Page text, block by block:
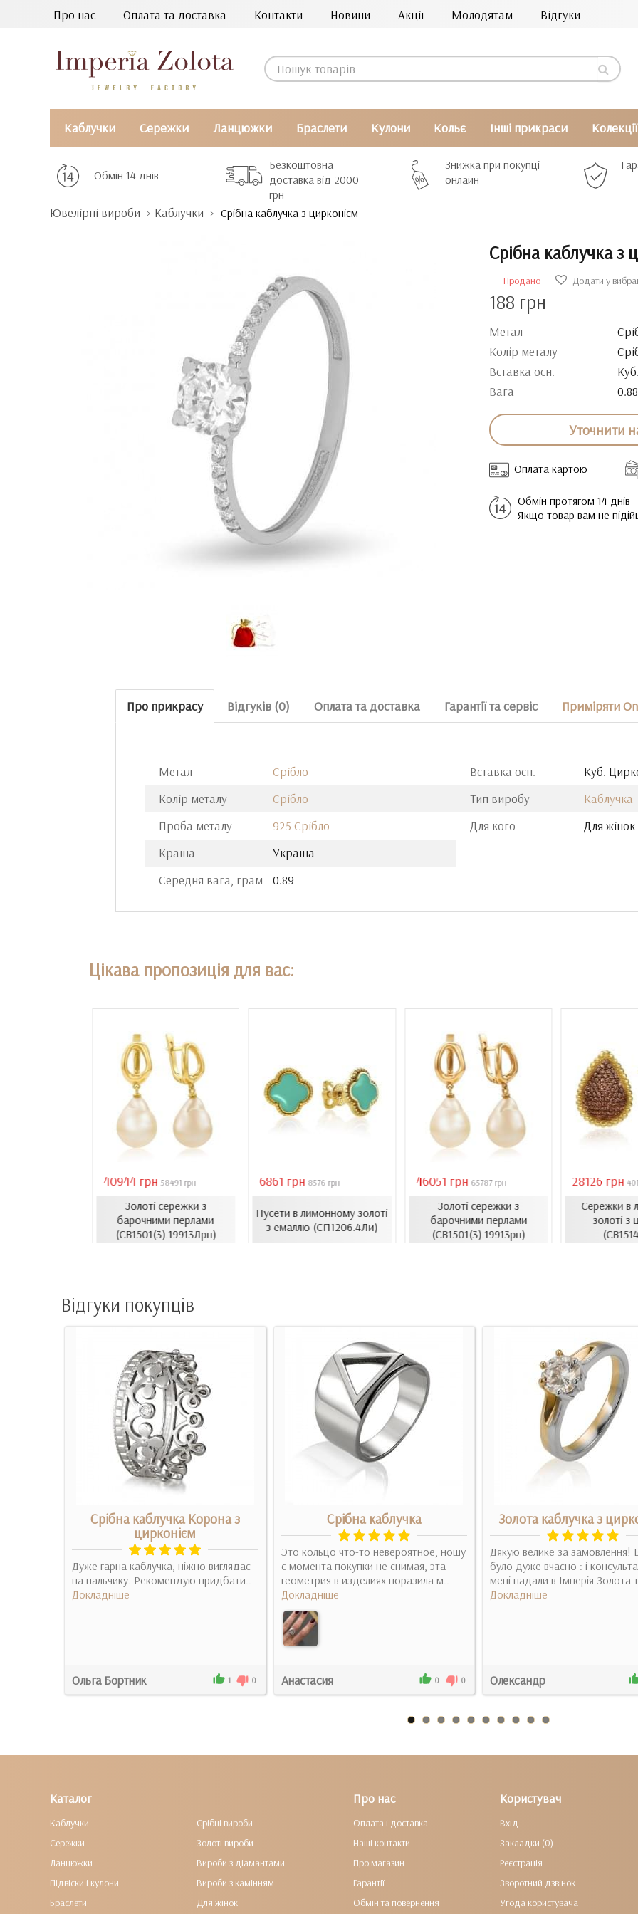
Про нас Оплата та доставка Контакти Новини Акції Молодятам Відгуки
Каблучки Сережки Ланцюжки Браслети Кулони Кольє Інші прикраси Колекції
Обмін 14 днів
Безкоштовна
доставка від 2000
грн
Знижка при покупці
онлайн
Ювелірні вироби Каблучки Срібна каблучка з цирконієм
Срібна каблучка з
Продано
Додати у
188 грн
Метал
Колір металу
Вставка осн.
Вага
Уточнити
Оплата картою
Обмін протягом 14 днів
Якщо товар вам не
Про прикрасу Відгуків (0) Оплата та доставка Гарантії та сервіс Приміряти
Метал
Срібло
Колір металу
Срібло
Проба металу
925 Срібло
Країна
Україна
Середня вага, грам
0.89
Вставка осн.
Куб.
Тип виробу
Каблучка
Для кого
Для жінок
Цікава пропозиція для вас:
40944 грн 58491 грн
Золоті сережки з
барочними перлами
(СВ1501(3).19913Лрн)
6861 грн 8576 грн
Пусети в лимонному золоті
з емаллю (СП1206.4Ли)
46051 грн 65787 грн
Золоті сережки з
барочними перлами
(СВ1501(3).19913рн)
28126 грн
Сережки в
золоті з
Відгуки покупців
Срібна каблучка Корона з
цирконієм
Дуже гарна каблучка, ніжно виглядає
на пальчику. Рекомендую придбати..
Докладніше
Ольга Бортник 1 0
Срібна каблучка
Это кольцо что-то невероятное, ношу
с момента покупки не снимая, эта
геометрия в изделиях поразила м..
Докладніше
Анастасия 0 0
Золота каблучка з
Дякую велике за замовлення!
було дуже вчасно : і
мені надали в Імперія Золота
Докладніше
Олександр
Каталог
Каблучки
Сережки
Ланцюжки
Підвіски і кулони
Браслети
Срібні вироби
Золоті вироби
Вироби з діамантами
Вироби з камінням
Для жінок
Про нас
Оплата і доставка
Наші контакти
Про магазин
Гарантії
Обмін та повернення
Користувач
Вхід
Закладки (0)
Реєстрація
Зворотний дзвінок
Угода користувача